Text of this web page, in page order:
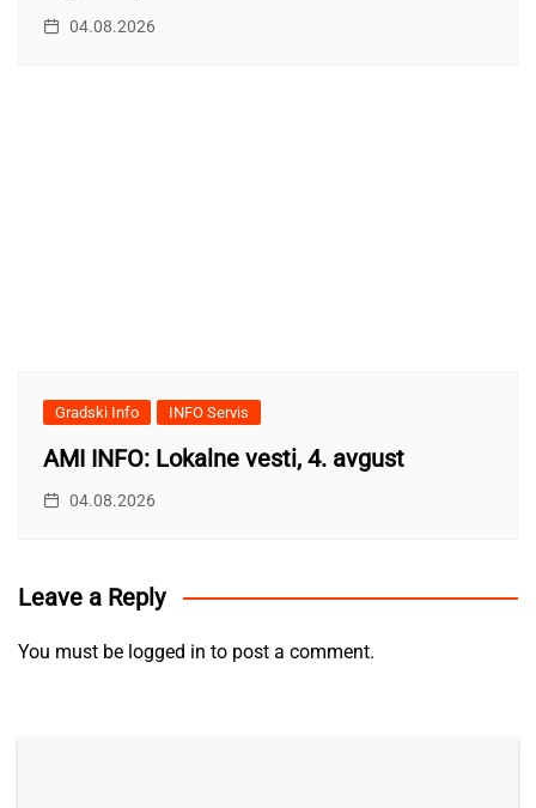
04.08.2026
Gradski Info INFO Servis
AMI INFO: Lokalne vesti, 4. avgust
04.08.2026
Leave a Reply
You must be logged in to post a comment.